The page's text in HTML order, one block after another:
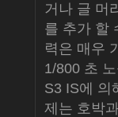
거나 글 머
를 추가 할
력은 매우
1/800 초
S3 IS에 의
제는 호박